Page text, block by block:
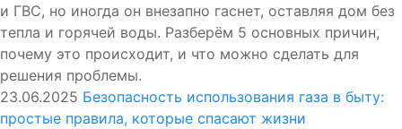
и ГВС, но иногда он внезапно гаснет, оставляя дом без
тепла и горячей воды. Разберём 5 основных причин,
почему это происходит, и что можно сделать для
решения проблемы.
23.06.2025 Безопасность использования газа в быту:
простые правила, которые спасают жизни